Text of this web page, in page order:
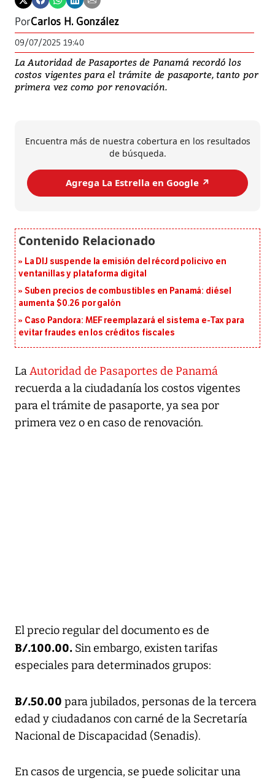
PorCarlos H. González
09/07/2025 19:40
La Autoridad de Pasaportes de Panamá recordó los
costos vigentes para el trámite de pasaporte, tanto por
primera vez como por renovación.
Encuentra más de nuestra cobertura en los resultados
de búsqueda.
Agrega La Estrella en Google ↗️
La DIJ suspende la emisión del récord policivo en
ventanillas y plataforma digital
Suben precios de combustibles en Panamá: diésel
aumenta $0.26 por galón
Caso Pandora: MEF reemplazará el sistema e-Tax para
evitar fraudes en los créditos fiscales
LaAutoridad de Pasaportes de Panamá
recuerda a la ciudadanía los costos vigentes
para el trámite de pasaporte, ya sea por
primera vez o en caso de renovación.
El precio regular del documento es de
B/.100.00. Sin embargo, existen tarifas
especiales para determinados grupos:
B/.50.00 para jubilados, personas de la tercera
edad y ciudadanos con carné de la Secretaría
Nacional de Discapacidad (Senadis).
En casos de urgencia, se puede solicitar una